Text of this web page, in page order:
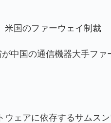
米国のファーウェイ制裁
中国の通信機器大手ファ
ェアに依存するサムス